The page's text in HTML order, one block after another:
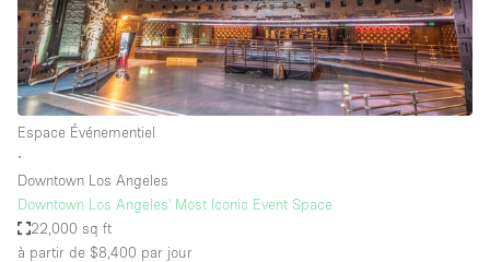
Espace Événementiel
∙
Downtown Los Angeles
Downtown Los Angeles' Most Iconic Event Space
22,000 sq ft
à partir de $8,400 par jour